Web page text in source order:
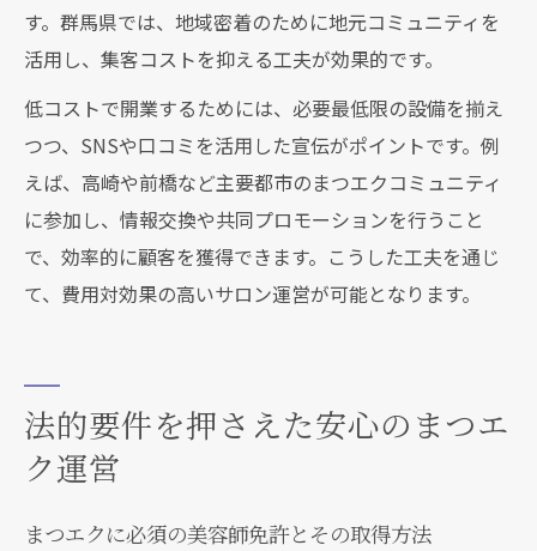
す。群馬県では、地域密着のために地元コミュニティを
活用し、集客コストを抑える工夫が効果的です。
低コストで開業するためには、必要最低限の設備を揃え
つつ、SNSや口コミを活用した宣伝がポイントです。例
えば、高崎や前橋など主要都市のまつエクコミュニティ
に参加し、情報交換や共同プロモーションを行うこと
で、効率的に顧客を獲得できます。こうした工夫を通じ
て、費用対効果の高いサロン運営が可能となります。
法的要件を押さえた安心のまつエ
ク運営
まつエクに必須の美容師免許とその取得方法